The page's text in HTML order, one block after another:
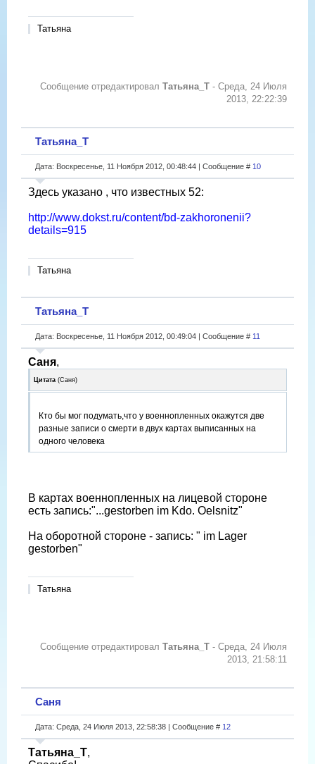
Татьяна
Сообщение отредактировал Татьяна_Т - Среда, 24 Июля
2013, 22:22:39
Татьяна_Т
Дата: Воскресенье, 11 Ноября 2012, 00:48:44 | Сообщение # 10
Здесь указано , что известных 52:
http://www.dokst.ru/content/bd-zakhoronenii?
details=915
Татьяна
Татьяна_Т
Дата: Воскресенье, 11 Ноября 2012, 00:49:04 | Сообщение # 11
Саня,
Цитата (Саня)
Кто бы мог подумать,что у военнопленных окажутся две
разные записи о смерти в двух картах выписанных на
одного человека
В картах военнопленных на лицевой стороне
есть запись:"...gestorben im Kdo. Oelsnitz"
На оборотной стороне - запись: " im Lager
gestorben"
Татьяна
Сообщение отредактировал Татьяна_Т - Среда, 24 Июля
2013, 21:58:11
Саня
Дата: Среда, 24 Июля 2013, 22:58:38 | Сообщение # 12
Татьяна_Т,